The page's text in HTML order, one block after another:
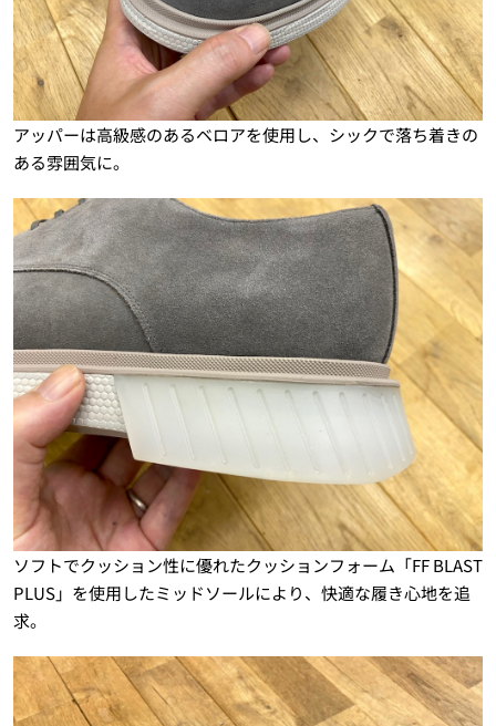
アッパーは高級感のあるベロアを使用し、シックで落ち着きの
ある雰囲気に。
ソフトでクッション性に優れたクッションフォーム「FF BLAST
PLUS」を使用したミッドソールにより、快適な履き心地を追
求。